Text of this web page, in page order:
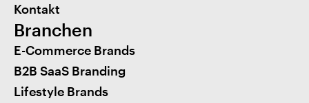
Kontakt
Branchen
E-Commerce Brands
B2B SaaS Branding
Lifestyle Brands